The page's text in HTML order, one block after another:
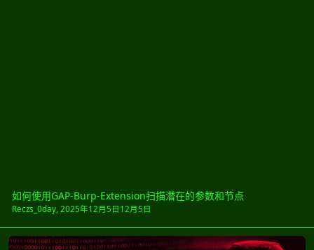
如何使用GAP-Burp-Extension扫描潜在的参数和节点
Reczs_0day, 2025年12月5日 12月5日
黑帽会员中心